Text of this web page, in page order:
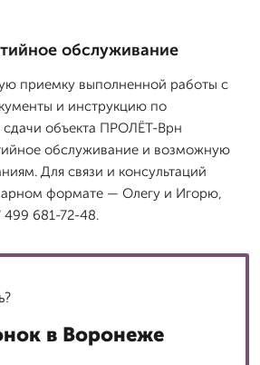
обслуживание
приемку выполненной работы с
и инструкцию по
сдачи объекта ПРОЛЁТ-Врн
обслуживание и возможную
Для связи и консультаций
формате — Олегу и Игорю,
681-72-48.
в Воронеже